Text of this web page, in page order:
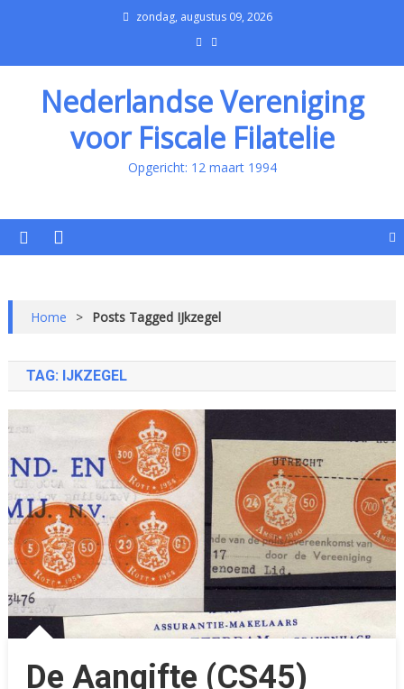
zondag, augustus 09, 2026
Nederlandse Vereniging
voor Fiscale Filatelie
Opgericht: 12 maart 1994
Home > Posts Tagged IJkzegel
TAG: IJKZEGEL
De Aangifte (CS45)